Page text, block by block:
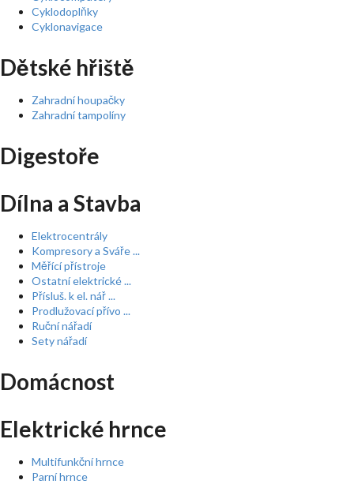
Cyklodoplňky
Cyklonavigace
Dětské hřiště
Zahradní houpačky
Zahradní tampolíny
Digestoře
Dílna a Stavba
Elektrocentrály
Kompresory a Sváře ...
Měřící přístroje
Ostatní elektrické ...
Přísluš. k el. nář ...
Prodlužovací přívo ...
Ruční nářadí
Sety nářadí
Domácnost
Elektrické hrnce
Multifunkční hrnce
Parní hrnce